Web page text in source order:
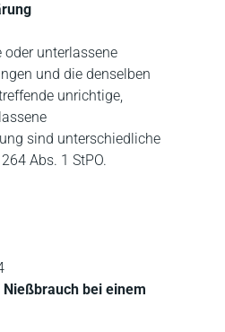
unterlassene
und die denselben
unrichtige,
sind unterschiedliche
Abs. 1 StPO.
bei einem